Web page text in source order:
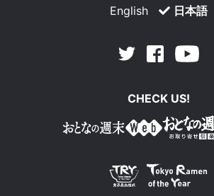
English 日本語
Twitter Facebook
CHECK US!